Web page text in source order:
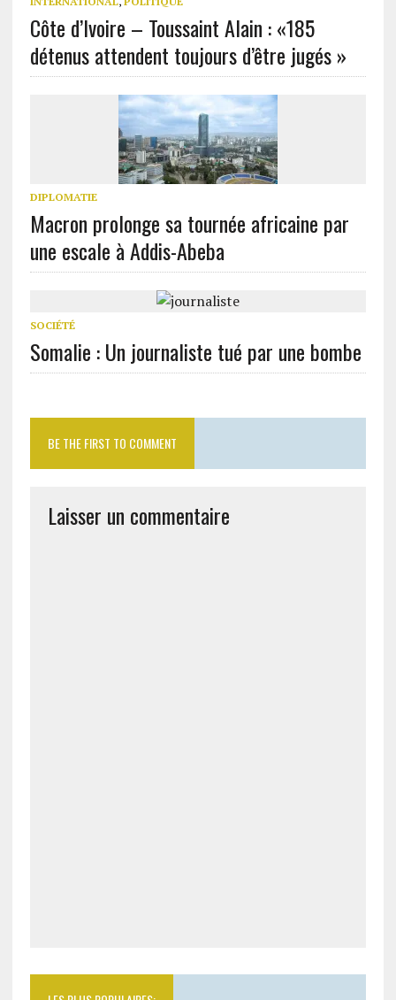
Côte d’Ivoire – Toussaint Alain : «185
détenus attendent toujours d’être jugés »
DIPLOMATIE
Macron prolonge sa tournée africaine par
une escale à Addis-Abeba
SOCIÉTÉ
Somalie : Un journaliste tué par une bombe
BE THE FIRST TO COMMENT
Laisser un commentaire